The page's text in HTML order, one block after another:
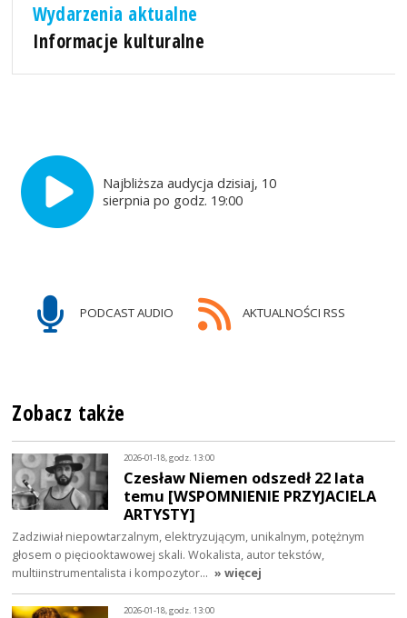
Wydarzenia aktualne
Informacje kulturalne
Najbliższa audycja dzisiaj, 10
sierpnia po godz. 19:00
PODCAST AUDIO AKTUALNOŚCI RSS
Zobacz także
2026-01-18, godz. 13:00
Czesław Niemen odszedł 22 lata
temu [WSPOMNIENIE PRZYJACIELA
ARTYSTY]
Zadziwiał niepowtarzalnym, elektryzującym, unikalnym, potężnym
głosem o pięciooktawowej skali. Wokalista, autor tekstów,
multiinstrumentalista i kompozytor… » więcej
2026-01-18, godz. 13:00